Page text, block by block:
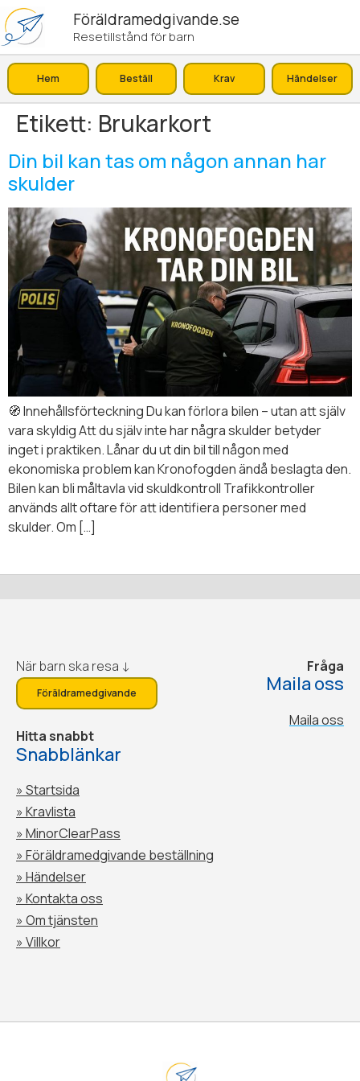
Föräldramedgivande.se
Resetillstånd för barn
Hem Beställ Krav Händelser
Etikett: Brukarkort
Din bil kan tas om någon annan har
skulder
🧭 Innehållsförteckning Du kan förlora bilen – utan att själv
vara skyldig Att du själv inte har några skulder betyder
inget i praktiken. Lånar du ut din bil till någon med
ekonomiska problem kan Kronofogden ändå beslagta den.
Bilen kan bli måltavla vid skuldkontroll Trafikkontroller
används allt oftare för att identifiera personer med
skulder. Om […]
När barn ska resa ↓
Föräldramedgivande
Hitta snabbt
Snabblänkar
» Startsida
» Kravlista
» MinorClearPass
» Föräldramedgivande beställning
» Händelser
» Kontakta oss
» Om tjänsten
» Villkor
Fråga
Maila oss
Maila oss